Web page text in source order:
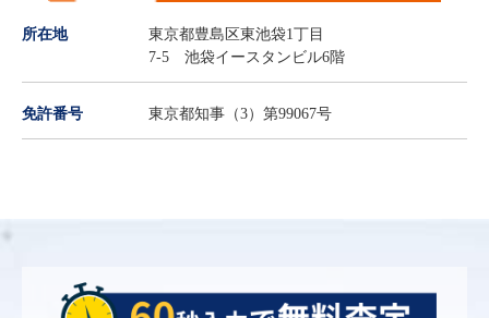
所在地
東京都豊島区東池袋1丁目
7-5 池袋イースタンビル6階
免許番号 東京都知事（3）第99067号